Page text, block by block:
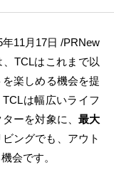
11月17日 /PRNew
TCLはこれまで以
楽しめる機会を提
は幅広いライフ
ーを対象に、 最大
ングでも、アウト
会です。